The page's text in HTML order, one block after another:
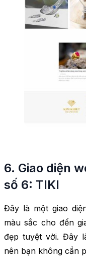
6. Giao diện
số 6: TIKI
Đây là một giao
màu sắc cho đến
đẹp tuyệt vời. Đây
nên bạn không cần